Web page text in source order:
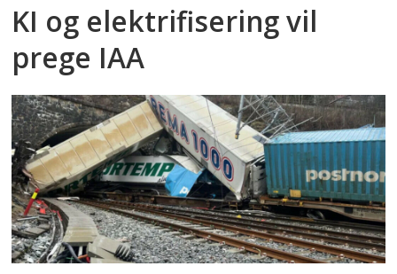
KI og elektrifisering vil
prege IAA